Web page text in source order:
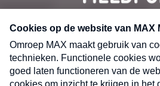
CONTACT